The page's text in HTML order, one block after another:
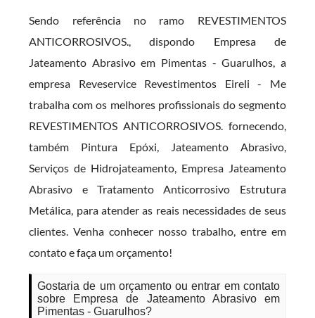
Sendo referência no ramo REVESTIMENTOS
ANTICORROSIVOS., dispondo Empresa de
Jateamento Abrasivo em Pimentas - Guarulhos, a
empresa Reveservice Revestimentos Eireli - Me
trabalha com os melhores profissionais do segmento
REVESTIMENTOS ANTICORROSIVOS. fornecendo,
também Pintura Epóxi, Jateamento Abrasivo,
Serviços de Hidrojateamento, Empresa Jateamento
Abrasivo e Tratamento Anticorrosivo Estrutura
Metálica, para atender as reais necessidades de seus
clientes. Venha conhecer nosso trabalho, entre em
contato e faça um orçamento!
Gostaria de um orçamento ou entrar em contato
sobre Empresa de Jateamento Abrasivo em
Pimentas - Guarulhos?